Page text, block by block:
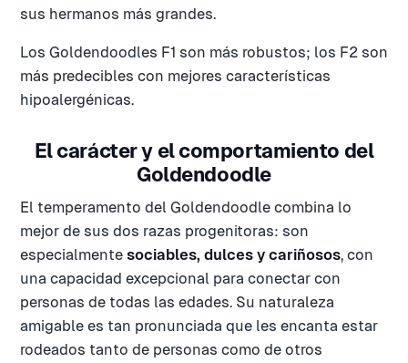
sus hermanos más grandes.
Los Goldendoodles F1 son más robustos; los F2 son
más predecibles con mejores características
hipoalergénicas.
El carácter y el comportamiento del
Goldendoodle
El temperamento del Goldendoodle combina lo
mejor de sus dos razas progenitoras: son
especialmente sociables, dulces y cariñosos, con
una capacidad excepcional para conectar con
personas de todas las edades. Su naturaleza
amigable es tan pronunciada que les encanta estar
rodeados tanto de personas como de otros